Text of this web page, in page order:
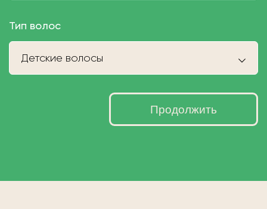
Тип волос
Детские волосы
Продолжить